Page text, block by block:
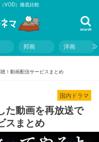
VOD）徹底比較
search
邦画 洋画
！動画配信サービスまとめ
国内ドラマ
た動画を再放送で
スまとめ